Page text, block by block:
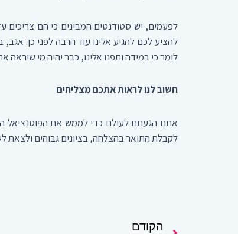
לפעמים, יש סטודנטים המבינים כי הם צריכים
להציע לכם להגיע אלינו עוד הרבה לפני כן.
לומר כי במידה ותפנו אלינו, כבר יהיה מי שיראה
חשוב לנו לראות אתכם מצליחים
לקבלת התואר בהצלחה, בציונים גבוהים ולצאת
קודם
הקודם